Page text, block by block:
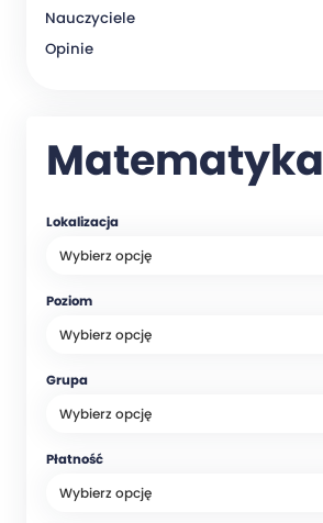
Nauczyciele
Opinie
Matematyka
Lokalizacja
Poziom
Grupa
Płatność